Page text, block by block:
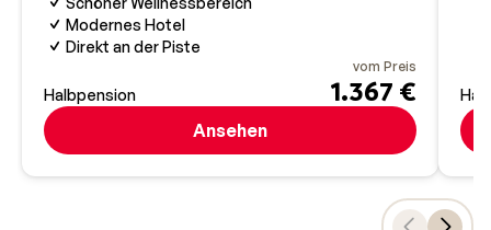
Modernes Hotel
Direkt an der Piste
Halbpension
vom Preis
1.367 €
Ansehen